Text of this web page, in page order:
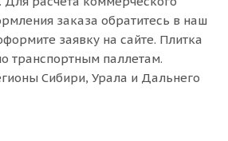
заказа обратитесь в наш
заявку на сайте. Плитка
транспортным паллетам.
Сибири, Урала и Дальнего